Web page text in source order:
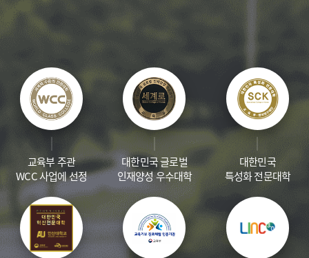
교육부 주관
WCC 사업에 선정
대한민국 글로벌
인재양성 우수대학
대한민국
특성화 전문대학